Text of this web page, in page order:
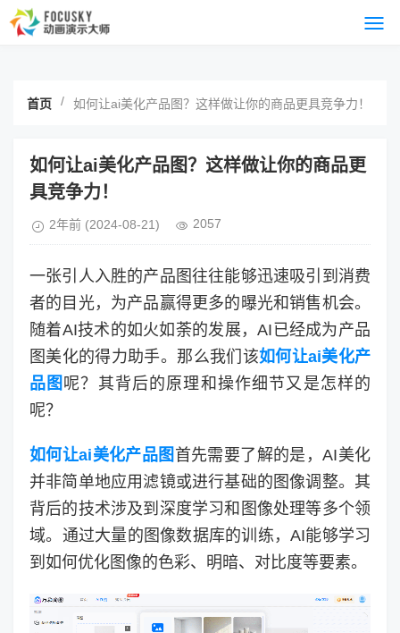
首页 / 如何让ai美化产品图？这样做让你的商品更具竞争力！
如何让ai美化产品图？这样做让你的商品更
具竞争力！
2年前 (2024-08-21) 2057
一张引人入胜的产品图往往能够迅速吸引到消费
者的目光，为产品赢得更多的曝光和销售机会。
随着AI技术的如火如荼的发展，AI已经成为产品
图美化的得力助手。那么我们该如何让ai美化产
品图 呢？其背后的原理和操作细节又是怎样的
呢？
如何让ai美化产品图 首先需要了解的是，AI美化
并非简单地应用滤镜或进行基础的图像调整。其
背后的技术涉及到深度学习和图像处理等多个领
域。通过大量的图像数据库的训练，AI能够学习
到如何优化图像的色彩、明暗、对比度等要素。